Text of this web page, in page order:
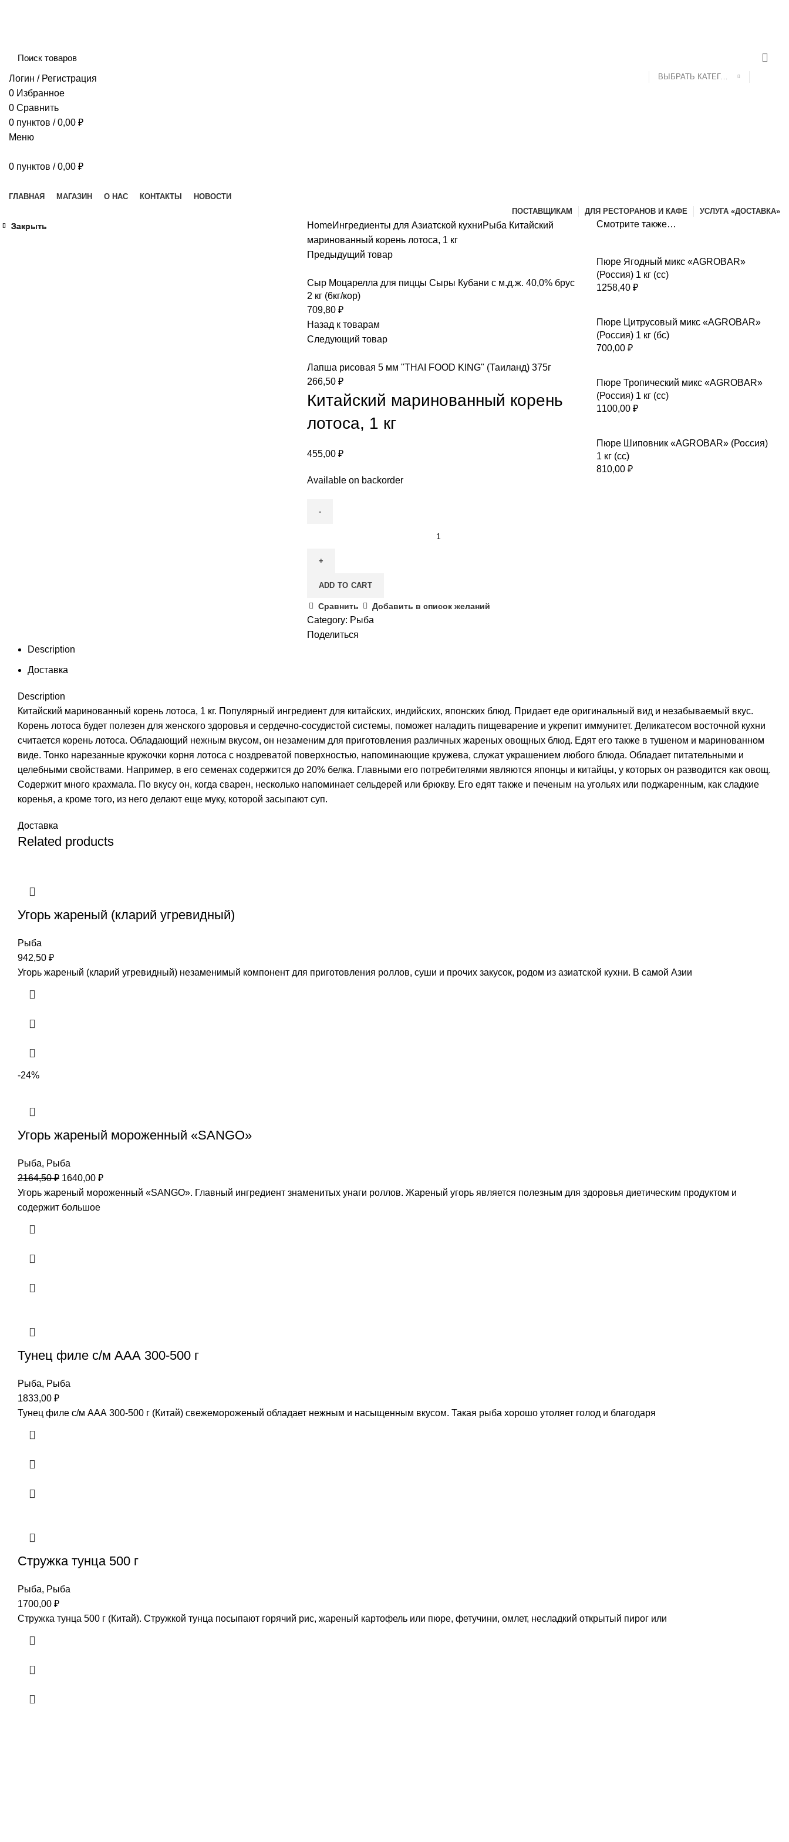
ВЫБРАТЬ КАТЕГОРИЮ
Логин / Регистрация
0 Избранное
0 Сравнить
0 пунктов / 0,00 ₽
Меню
0 пунктов / 0,00 ₽
ГЛАВНАЯ МАГАЗИН О НАС КОНТАКТЫ
НОВОСТИ
ПОСТАВЩИКАМ
ДЛЯ РЕСТОРАНОВ И КАФЕ УСЛУГА «ДОСТАВКА»
HomeИнгредиенты для Азиатской кухниРыба Китайский
маринованный корень лотоса, 1 кг
Предыдущий товар
Сыр Моцарелла для пиццы Сыры Кубани с м.д.ж. 40,0% брус
2 кг (6кг/кор)
709,80 ₽
Назад к товарам
Следующий товар
Лапша рисовая 5 мм "THAI FOOD KING" (Таиланд) 375г
266,50 ₽
Китайский маринованный корень
лотоса, 1 кг
455,00 ₽
Available on backorder
корень
кг
quantity
ADD TO CART
Сравнить Добавить в список желаний
Category: Рыба
Поделиться
Смотрите также…
Пюре Ягодный микс «AGROBAR»
(Россия) 1 кг (сс)
1258,40 ₽
Пюре Цитрусовый микс «AGROBAR»
(Россия) 1 кг (бс)
700,00 ₽
Пюре Тропический микс «AGROBAR»
(Россия) 1 кг (сс)
1100,00 ₽
Пюре Шиповник «AGROBAR» (Россия)
1 кг (сс)
810,00 ₽
Description
Доставка
Description
Китайский маринованный корень лотоса, 1 кг. Популярный ингредиент для китайских, индийских, японских блюд. Придает еде оригинальный вид и незабываемый вкус.
Корень лотоса будет полезен для женского здоровья и сердечно-сосудистой системы, поможет наладить пищеварение и укрепит иммунитет. Деликатесом восточной кухни
считается корень лотоса. Обладающий нежным вкусом, он незаменим для приготовления различных жареных овощных блюд. Едят его также в тушеном и маринованном
виде. Тонко нарезанные кружочки корня лотоса с ноздреватой поверхностью, напоминающие кружева, служат украшением любого блюда. Обладает питательными и
целебными свойствами. Например, в его семенах содержится до 20% белка. Главными его потребителями являются японцы и китайцы, у которых он разводится как овощ.
Содержит много крахмала. По вкусу он, когда сварен, несколько напоминает сельдерей или брюкву. Его едят также и печеным на угольях или поджаренным, как сладкие
коренья, а кроме того, из него делают еще муку, которой засыпают суп.
Доставка
Related products
Закрыть
Угорь жареный (кларий угревидный)
Рыба
942,50 ₽
Угорь жареный (кларий угревидный) незаменимый компонент для приготовления роллов, суши и прочих закусок, родом из азиатской кухни. В самой Азии
-24%
Закрыть
Угорь жареный мороженный «SANGO»
Рыба, Рыба
2164,50₽ 1640,00 ₽
Угорь жареный мороженный «SANGO». Главный ингредиент знаменитых унаги роллов. Жареный угорь является полезным для здоровья диетическим продуктом и
содержит большое
Закрыть
Тунец филе с/м ААА 300-500 г
Рыба, Рыба
1833,00 ₽
Тунец филе с/м ААА 300-500 г (Китай) свежемороженый обладает нежным и насыщенным вкусом. Такая рыба хорошо утоляет голод и благодаря
Закрыть
Стружка тунца 500 г
Рыба, Рыба
1700,00 ₽
Стружка тунца 500 г (Китай). Стружкой тунца посыпают горячий рис, жареный картофель или пюре, фетучини, омлет, несладкий открытый пирог или